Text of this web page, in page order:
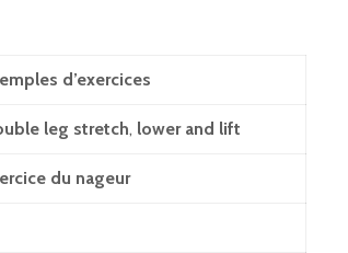
d’exercices
leg stretch, lower and lift
du nageur